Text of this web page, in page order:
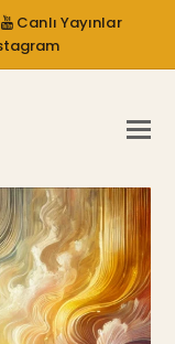
Canlı Yayınlar